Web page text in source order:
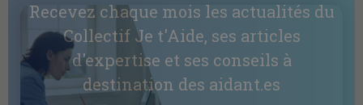
Recevez chaque mois les actualités du
Collectif Je t'Aide, ses articles
d'expertise et ses conseils à
destination des aidant.es